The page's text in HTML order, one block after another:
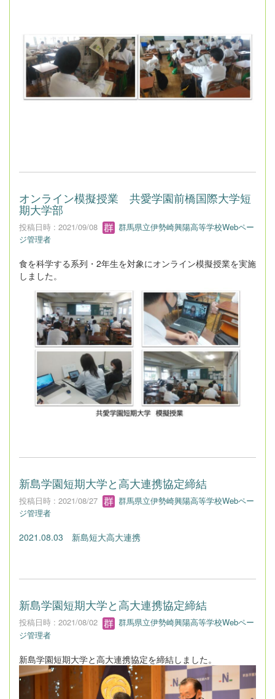
オンライン模擬授業 共愛学園前橋国際大学短
期大学部
投稿日時 : 2021/09/08
群馬県立伊勢崎興陽高等学校Webペー
ジ管理者
食を科学する系列・2年生を対象にオンライン模擬授業を実施
しました。
新島学園短期大学と高大連携協定締結
投稿日時 : 2021/08/27
群馬県立伊勢崎興陽高等学校Webペー
ジ管理者
2021.08.03 新島短大高大連携
新島学園短期大学と高大連携協定締結
投稿日時 : 2021/08/02
群馬県立伊勢崎興陽高等学校Webペー
ジ管理者
新島学園短期大学と高大連携協定を締結しました。